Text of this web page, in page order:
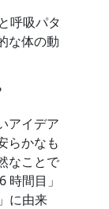
呼吸パタ
な体の動
アイデア
らかなも
なことで
間目」
に由来